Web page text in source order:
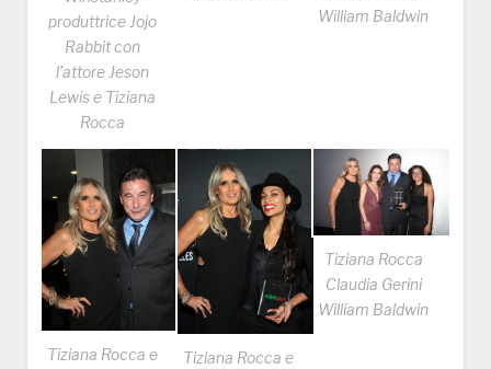
produttrice Jojo
Rabbit con
l’attore Jeson
Lewis e Tiziana
Rocca
William Baldwin
Tiziana Rocca e Tiziana Rocca e
Tiziana Rocca
Claudia Gerini
William Baldwin